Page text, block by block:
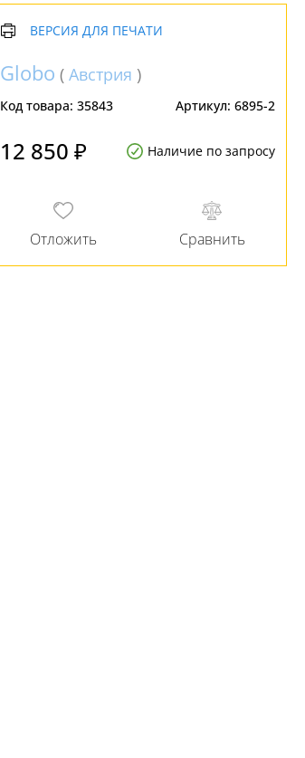
ВЕРСИЯ ДЛЯ ПЕЧАТИ
Globo ( Австрия )
Код товара: 35843 Артикул: 6895-2
12 850 ₽ Наличие по запросу